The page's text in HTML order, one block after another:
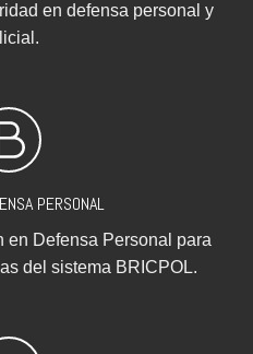
en defensa personal y
PERSONAL
en Defensa Personal para
del sistema BRICPOL.